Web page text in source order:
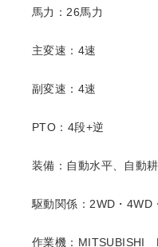
馬力：26馬力
主変速：4速
副変速：4速
PTO：4段+逆
装備：自動水平、自動
駆動関係：2WD・4WD
作業機：MITSUBISHI